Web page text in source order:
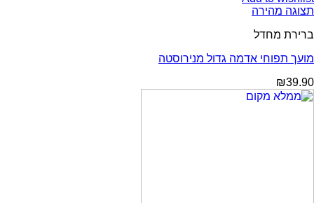
תצוגה מהירה
ברירת מחדל
מועך תפוחי אדמה גדול מנירוסטה
₪39.90